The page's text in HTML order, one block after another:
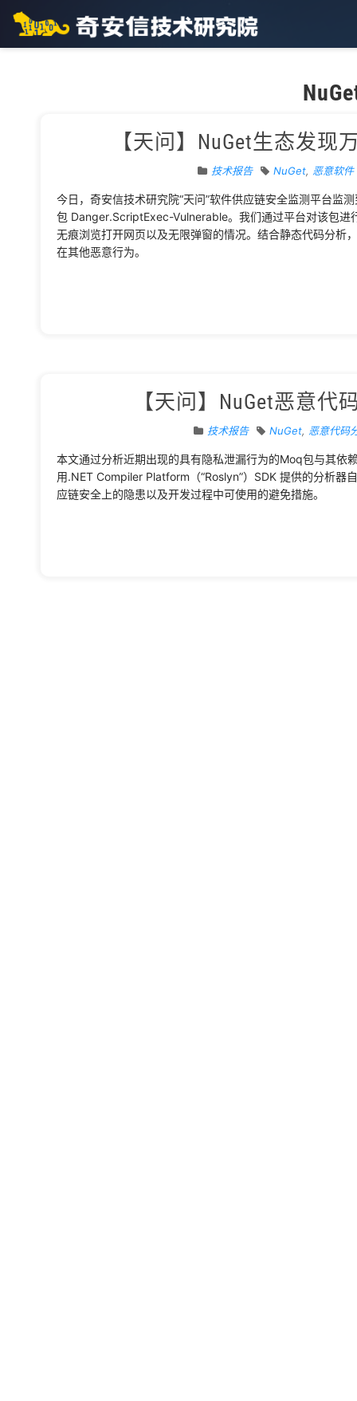
【天问】NuGet生态发现
技术报告 NuGet, 恶意软件
今日，奇安信技术研究院“天问”软件供应链安全监测平台监
包 Danger.ScriptExec-Vulnerable。我们通过平台对该包进
无痕浏览打开网页以及无限弹窗的情况。结合静态代码分析
在其他恶意行为。
【天问】NuGet恶意代
技术报告 NuGet, 恶意代码
本文通过分析近期出现的具有隐私泄漏行为的Moq包与其
用.NET Compiler Platform（“Roslyn”）SDK 提供的分析器
应链安全上的隐患以及开发过程中可使用的避免措施。